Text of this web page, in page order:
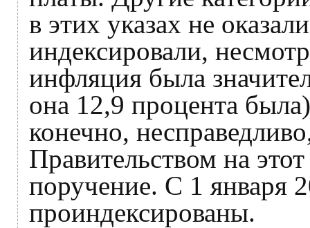
в этих указах не
индексировали,
инфляция была
она 12,9 процента
конечно,
Правительством на
поручение. С 1 января
проиндексированы.